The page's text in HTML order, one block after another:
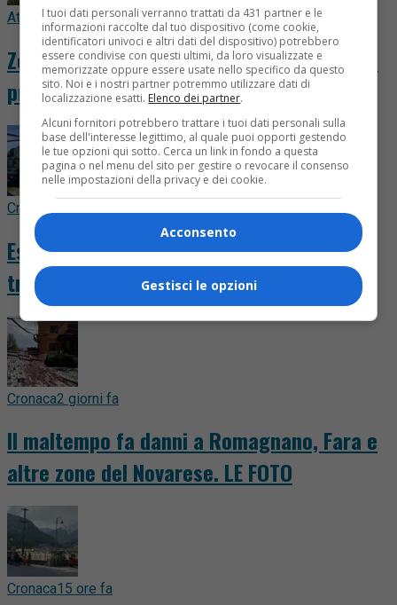
Attualità20 ore fa
Zegna, nuovo accordo per 460 dipendenti:
premi fino a 3.515 euro
Cronaca
Esce per un’escursione e non torna:
trovato morto all’alba vicino al sentiero
Cronaca2 giorni fa
Il maltempo fa danni a Romagnano, Fara e
altre zone del Novarese. LE FOTO
Cronaca15 ore fa
I tuoi dati personali verranno trattati da 431 partner e le
informazioni raccolte dal tuo dispositivo (come cookie,
identificatori univoci e altri dati del dispositivo) potrebbero
essere condivise con questi ultimi, da loro visualizzate e
memorizzate oppure essere usate nello specifico da questo
sito. Noi e i nostri partner potremmo utilizzare dati di
localizzazione esatti. Elenco dei partner.
Alcuni fornitori potrebbero trattare i tuoi dati personali sulla
base dell'interesse legittimo, al quale puoi opporti gestendo
le tue opzioni qui sotto. Cerca un link in fondo a questa
pagina o nel menu del sito per gestire o revocare il consenso
nelle impostazioni della privacy e dei cookie.
Acconsento
Gestisci le opzioni